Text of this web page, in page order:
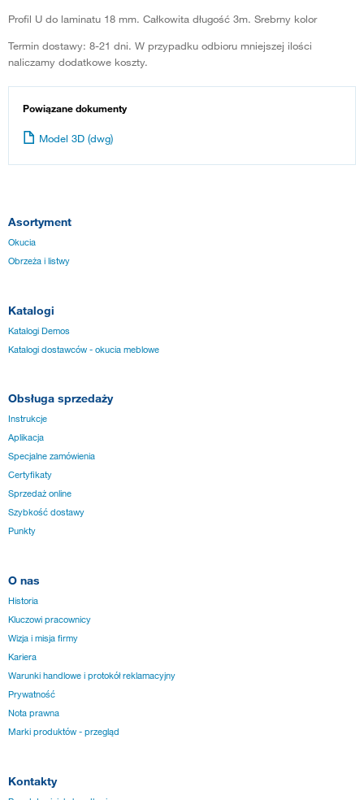
Profil U do laminatu 18 mm. Całkowita długość 3m. Srebrny kolor
Termin dostawy: 8-21 dni. W przypadku odbioru mniejszej ilości
naliczamy dodatkowe koszty.
Powiązane dokumenty
Model 3D (dwg)
Asortyment
Okucia
Obrzeża i listwy
Katalogi
Katalogi Demos
Katalogi dostawców - okucia meblowe
Obsługa sprzedaży
Instrukcje
Aplikacja
Specjalne zamówienia
Certyfikaty
Sprzedaż online
Szybkość dostawy
Punkty
O nas
Historia
Kluczowi pracownicy
Wizja i misja firmy
Kariera
Warunki handlowe i protokół reklamacyjny
Prywatność
Nota prawna
Marki produktów - przegląd
Kontakty